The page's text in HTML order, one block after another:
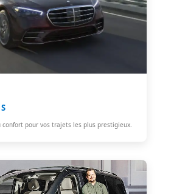
confort pour vos trajets les plus prestigieux.